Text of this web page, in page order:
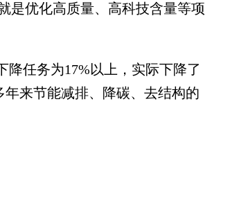
是优化高质量、高科技含量等项
任务为17%以上，实际下降了
来节能减排、降碳、去结构的